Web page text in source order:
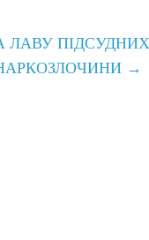
ЛАВУ
→